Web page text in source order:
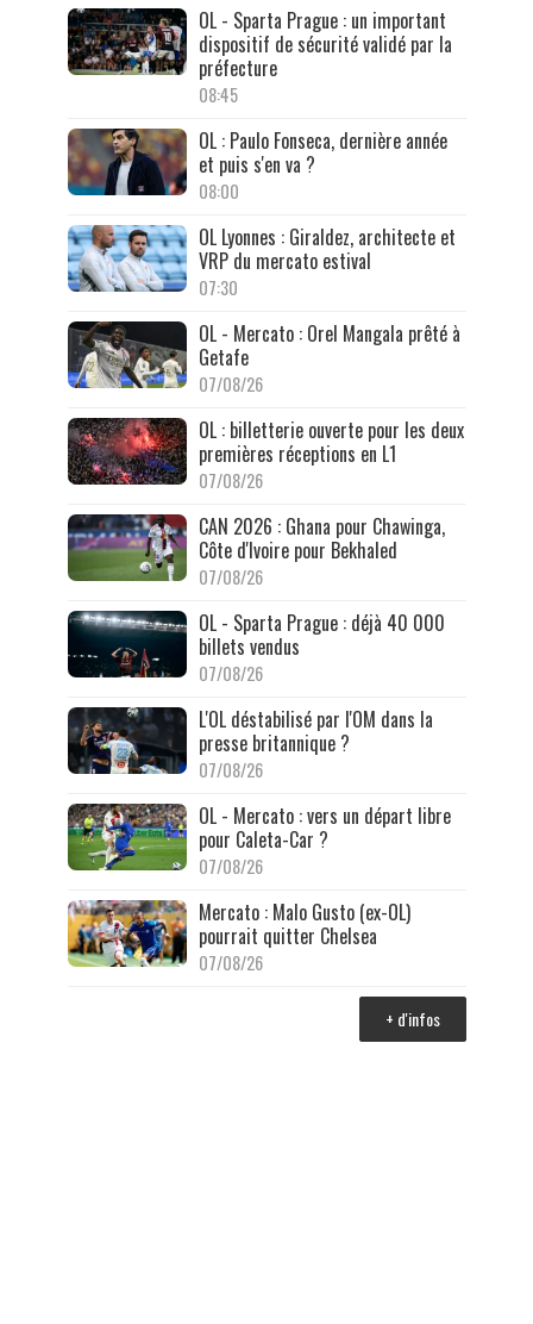
OL - Sparta Prague : un important
dispositif de sécurité validé par la
préfecture
08:45
OL : Paulo Fonseca, dernière année
et puis s'en va ?
08:00
OL Lyonnes : Giraldez, architecte et
VRP du mercato estival
07:30
OL - Mercato : Orel Mangala prêté à
Getafe
07/08/26
OL : billetterie ouverte pour les deux
premières réceptions en L1
07/08/26
CAN 2026 : Ghana pour Chawinga,
Côte d'Ivoire pour Bekhaled
07/08/26
OL - Sparta Prague : déjà 40 000
billets vendus
07/08/26
L'OL déstabilisé par l'OM dans la
presse britannique ?
07/08/26
OL - Mercato : vers un départ libre
pour Caleta-Car ?
07/08/26
Mercato : Malo Gusto (ex-OL)
pourrait quitter Chelsea
07/08/26
+ d'infos